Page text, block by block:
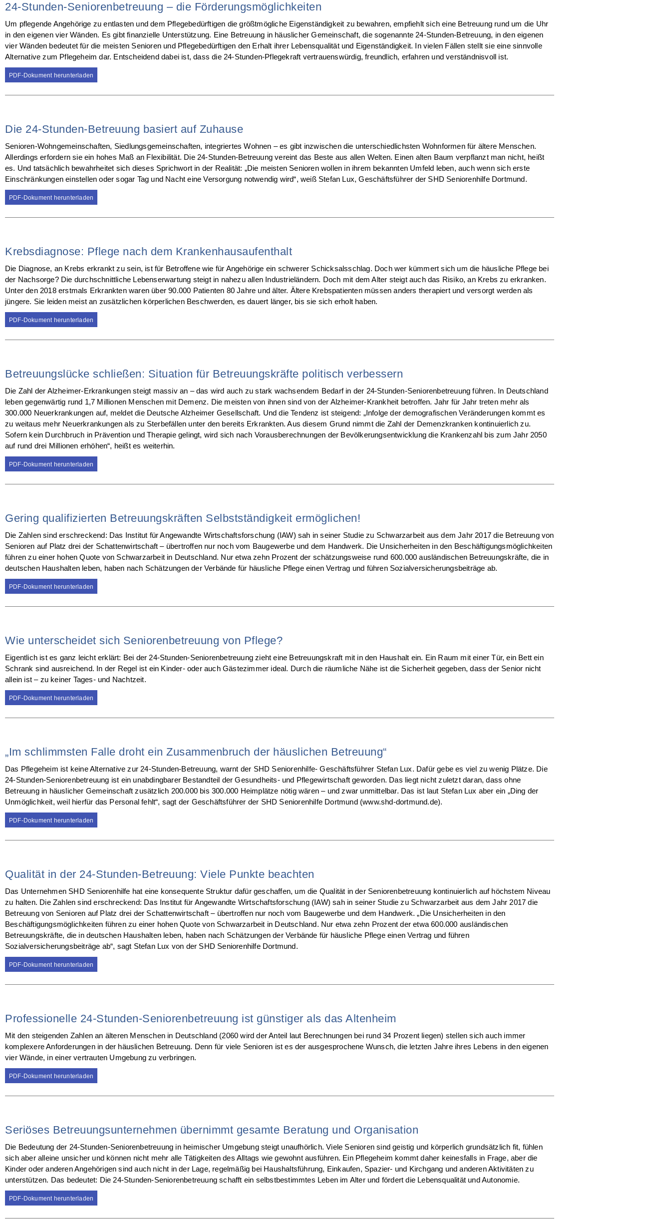
24-Stunden-Seniorenbetreuung – die Förderungsmöglichkeiten
Um pflegende Angehörige zu entlasten und dem Pflegebedürftigen die größtmögliche Eigenständigkeit zu bewahren, empfiehlt sich eine Betreuung rund um die Uhr
in den eigenen vier Wänden. Es gibt finanzielle Unterstützung. Eine Betreuung in häuslicher Gemeinschaft, die sogenannte 24-Stunden-Betreuung, in den eigenen
vier Wänden bedeutet für die meisten Senioren und Pflegebedürftigen den Erhalt ihrer Lebensqualität und Eigenständigkeit. In vielen Fällen stellt sie eine sinnvolle
Alternative zum Pflegeheim dar. Entscheidend dabei ist, dass die 24-Stunden-Pflegekraft vertrauenswürdig, freundlich, erfahren und verständnisvoll ist.
PDF-Dokument herunterladen
Die 24-Stunden-Betreuung basiert auf Zuhause
Senioren-Wohngemeinschaften, Siedlungsgemeinschaften, integriertes Wohnen – es gibt inzwischen die unterschiedlichsten Wohnformen für ältere Menschen.
Allerdings erfordern sie ein hohes Maß an Flexibilität. Die 24-Stunden-Betreuung vereint das Beste aus allen Welten. Einen alten Baum verpflanzt man nicht, heißt
es. Und tatsächlich bewahrheitet sich dieses Sprichwort in der Realität: „Die meisten Senioren wollen in ihrem bekannten Umfeld leben, auch wenn sich erste
Einschränkungen einstellen oder sogar Tag und Nacht eine Versorgung notwendig wird“, weiß Stefan Lux, Geschäftsführer der SHD Seniorenhilfe Dortmund.
PDF-Dokument herunterladen
Krebsdiagnose: Pflege nach dem Krankenhausaufenthalt
Die Diagnose, an Krebs erkrankt zu sein, ist für Betroffene wie für Angehörige ein schwerer Schicksalsschlag. Doch wer kümmert sich um die häusliche Pflege bei
der Nachsorge? Die durchschnittliche Lebenserwartung steigt in nahezu allen Industrieländern. Doch mit dem Alter steigt auch das Risiko, an Krebs zu erkranken.
Unter den 2018 erstmals Erkrankten waren über 90.000 Patienten 80 Jahre und älter. Ältere Krebspatienten müssen anders therapiert und versorgt werden als
jüngere. Sie leiden meist an zusätzlichen körperlichen Beschwerden, es dauert länger, bis sie sich erholt haben.
PDF-Dokument herunterladen
Betreuungslücke schließen: Situation für Betreuungskräfte politisch verbessern
Die Zahl der Alzheimer-Erkrankungen steigt massiv an – das wird auch zu stark wachsendem Bedarf in der 24-Stunden-Seniorenbetreuung führen. In Deutschland
leben gegenwärtig rund 1,7 Millionen Menschen mit Demenz. Die meisten von ihnen sind von der Alzheimer-Krankheit betroffen. Jahr für Jahr treten mehr als
300.000 Neuerkrankungen auf, meldet die Deutsche Alzheimer Gesellschaft. Und die Tendenz ist steigend: „Infolge der demografischen Veränderungen kommt es
zu weitaus mehr Neuerkrankungen als zu Sterbefällen unter den bereits Erkrankten. Aus diesem Grund nimmt die Zahl der Demenzkranken kontinuierlich zu.
Sofern kein Durchbruch in Prävention und Therapie gelingt, wird sich nach Vorausberechnungen der Bevölkerungsentwicklung die Krankenzahl bis zum Jahr 2050
auf rund drei Millionen erhöhen“, heißt es weiterhin.
PDF-Dokument herunterladen
Gering qualifizierten Betreuungskräften Selbstständigkeit ermöglichen!
Die Zahlen sind erschreckend: Das Institut für Angewandte Wirtschaftsforschung (IAW) sah in seiner Studie zu Schwarzarbeit aus dem Jahr 2017 die Betreuung von
Senioren auf Platz drei der Schattenwirtschaft – übertroffen nur noch vom Baugewerbe und dem Handwerk. Die Unsicherheiten in den Beschäftigungsmöglichkeiten
führen zu einer hohen Quote von Schwarzarbeit in Deutschland. Nur etwa zehn Prozent der schätzungsweise rund 600.000 ausländischen Betreuungskräfte, die in
deutschen Haushalten leben, haben nach Schätzungen der Verbände für häusliche Pflege einen Vertrag und führen Sozialversicherungsbeiträge ab.
PDF-Dokument herunterladen
Wie unterscheidet sich Seniorenbetreuung von Pflege?
Eigentlich ist es ganz leicht erklärt: Bei der 24-Stunden-Seniorenbetreuung zieht eine Betreuungskraft mit in den Haushalt ein. Ein Raum mit einer Tür, ein Bett ein
Schrank sind ausreichend. In der Regel ist ein Kinder- oder auch Gästezimmer ideal. Durch die räumliche Nähe ist die Sicherheit gegeben, dass der Senior nicht
allein ist – zu keiner Tages- und Nachtzeit.
PDF-Dokument herunterladen
„Im schlimmsten Falle droht ein Zusammenbruch der häuslichen Betreuung“
Das Pflegeheim ist keine Alternative zur 24-Stunden-Betreuung, warnt der SHD Seniorenhilfe- Geschäftsführer Stefan Lux. Dafür gebe es viel zu wenig Plätze. Die
24-Stunden-Seniorenbetreuung ist ein unabdingbarer Bestandteil der Gesundheits- und Pflegewirtschaft geworden. Das liegt nicht zuletzt daran, dass ohne
Betreuung in häuslicher Gemeinschaft zusätzlich 200.000 bis 300.000 Heimplätze nötig wären – und zwar unmittelbar. Das ist laut Stefan Lux aber ein „Ding der
Unmöglichkeit, weil hierfür das Personal fehlt“, sagt der Geschäftsführer der SHD Seniorenhilfe Dortmund (www.shd-dortmund.de).
PDF-Dokument herunterladen
Qualität in der 24-Stunden-Betreuung: Viele Punkte beachten
Das Unternehmen SHD Seniorenhilfe hat eine konsequente Struktur dafür geschaffen, um die Qualität in der Seniorenbetreuung kontinuierlich auf höchstem Niveau
zu halten. Die Zahlen sind erschreckend: Das Institut für Angewandte Wirtschaftsforschung (IAW) sah in seiner Studie zu Schwarzarbeit aus dem Jahr 2017 die
Betreuung von Senioren auf Platz drei der Schattenwirtschaft – übertroffen nur noch vom Baugewerbe und dem Handwerk. „Die Unsicherheiten in den
Beschäftigungsmöglichkeiten führen zu einer hohen Quote von Schwarzarbeit in Deutschland. Nur etwa zehn Prozent der etwa 600.000 ausländischen
Betreuungskräfte, die in deutschen Haushalten leben, haben nach Schätzungen der Verbände für häusliche Pflege einen Vertrag und führen
Sozialversicherungsbeiträge ab“, sagt Stefan Lux von der SHD Seniorenhilfe Dortmund.
PDF-Dokument herunterladen
Professionelle 24-Stunden-Seniorenbetreuung ist günstiger als das Altenheim
Mit den steigenden Zahlen an älteren Menschen in Deutschland (2060 wird der Anteil laut Berechnungen bei rund 34 Prozent liegen) stellen sich auch immer
komplexere Anforderungen in der häuslichen Betreuung. Denn für viele Senioren ist es der ausgesprochene Wunsch, die letzten Jahre ihres Lebens in den eigenen
vier Wände, in einer vertrauten Umgebung zu verbringen.
PDF-Dokument herunterladen
Seriöses Betreuungsunternehmen übernimmt gesamte Beratung und Organisation
Die Bedeutung der 24-Stunden-Seniorenbetreuung in heimischer Umgebung steigt unaufhörlich. Viele Senioren sind geistig und körperlich grundsätzlich fit, fühlen
sich aber alleine unsicher und können nicht mehr alle Tätigkeiten des Alltags wie gewohnt ausführen. Ein Pflegeheim kommt daher keinesfalls in Frage, aber die
Kinder oder anderen Angehörigen sind auch nicht in der Lage, regelmäßig bei Haushaltsführung, Einkaufen, Spazier- und Kirchgang und anderen Aktivitäten zu
unterstützen. Das bedeutet: Die 24-Stunden-Seniorenbetreuung schafft ein selbstbestimmtes Leben im Alter und fördert die Lebensqualität und Autonomie.
PDF-Dokument herunterladen